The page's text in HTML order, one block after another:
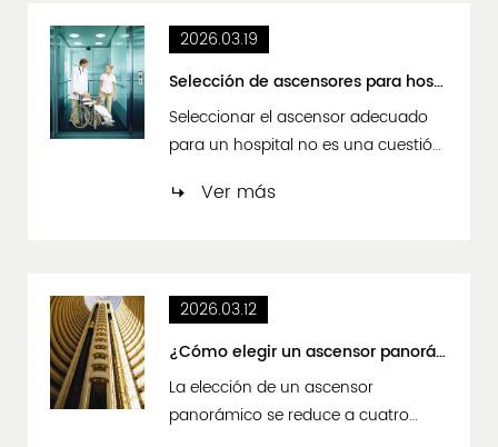
máquinas (MRL) ofrece el mejor
equilibrio entre rendimiento,
seguridad y valor. Si el espaci...
2026.03.19
Selección de ascensores para hospitales: una guía
Seleccionar el ascensor adecuado
para un hospital no es una cuestión
crítica de infraestructura que afecta
hospitalario ideal debe priorizar
viajes suaves, grandes dimensiones
de la cabina, s...
Ver más
2026.03.12
¿Cómo elegir un ascensor panorámico?
La elección de un ascensor
panorámico se reduce a cuatro